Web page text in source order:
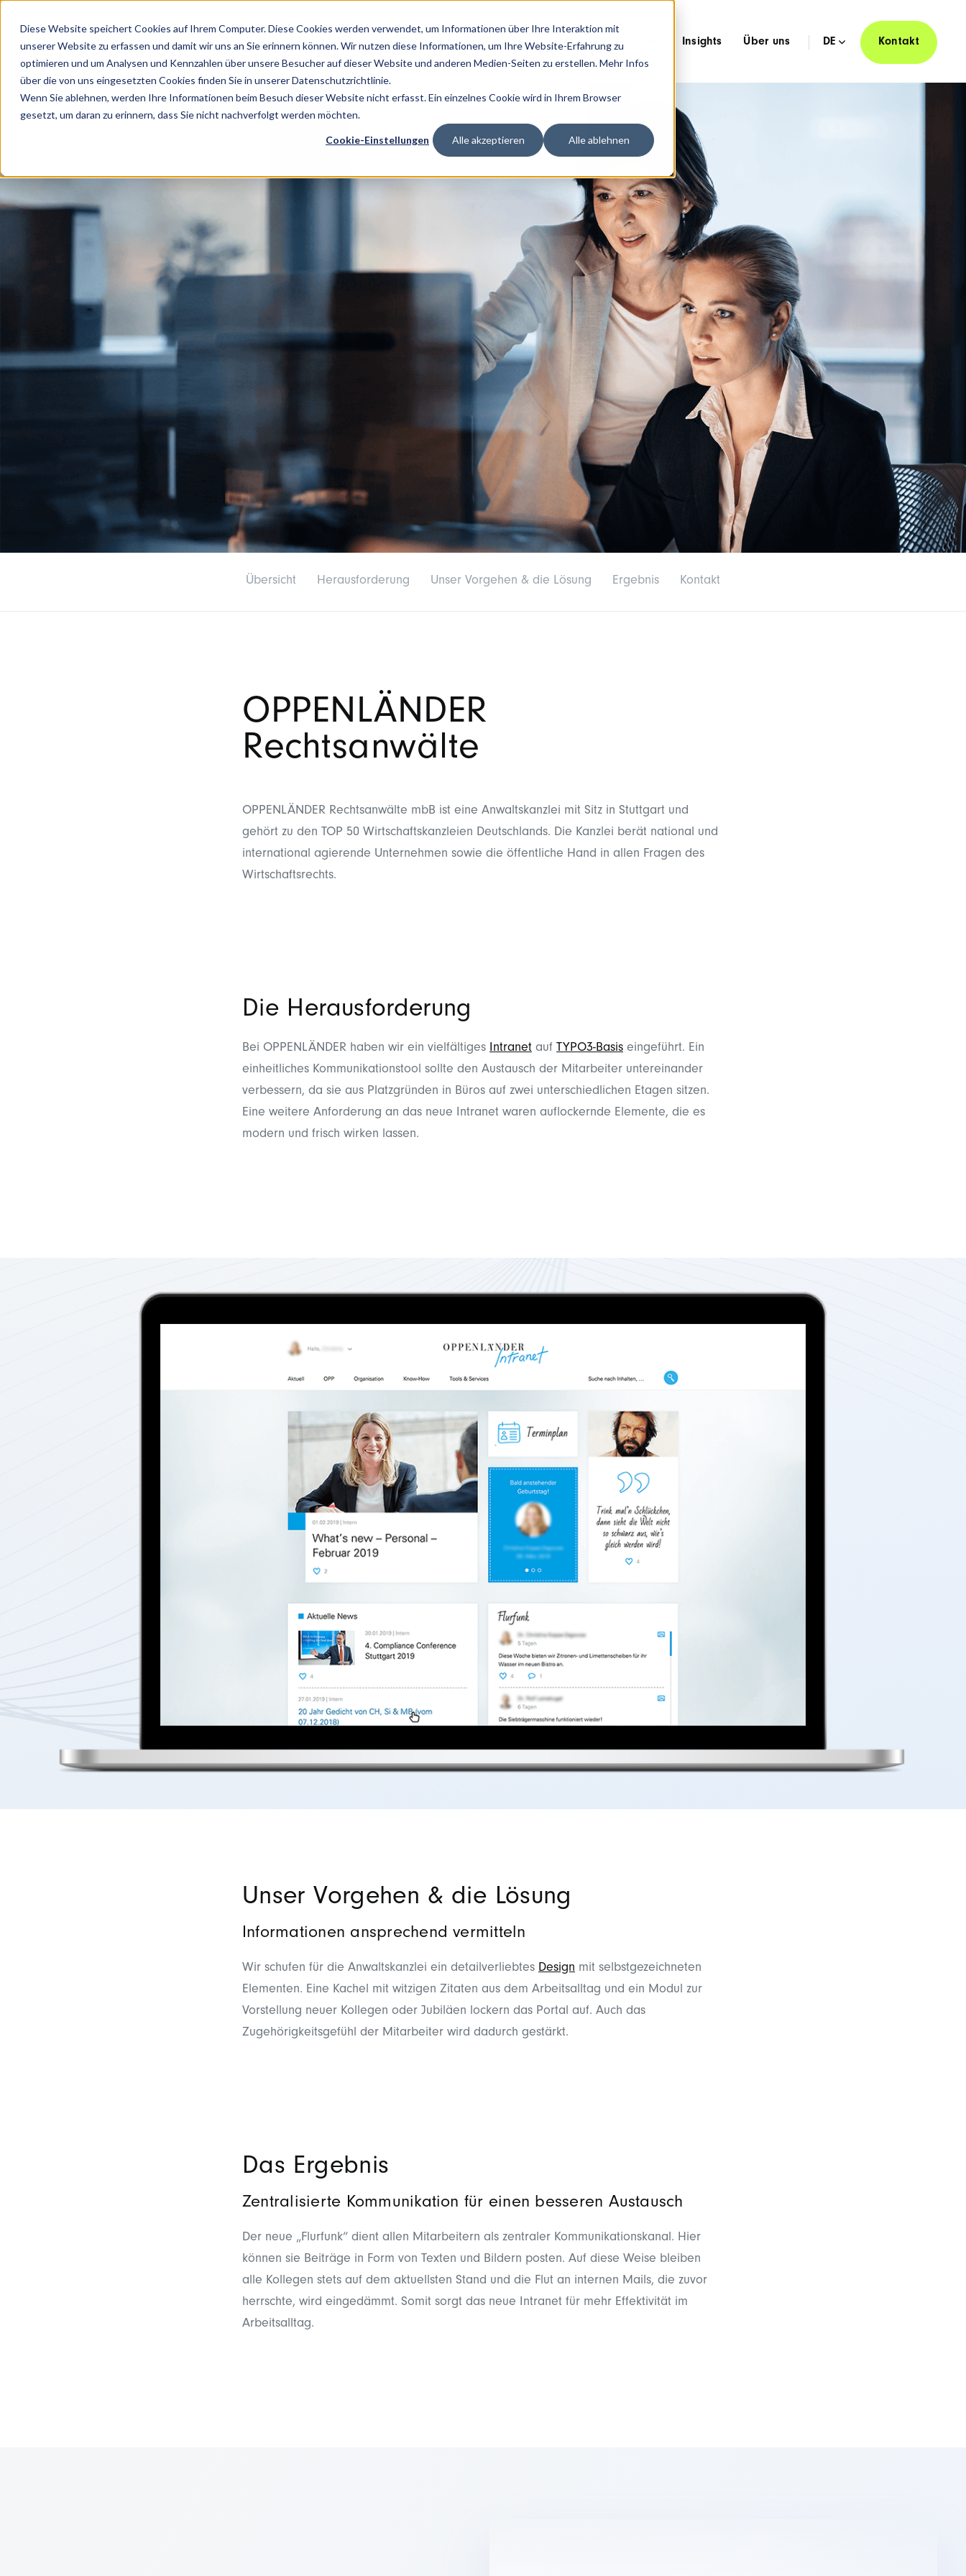
Diese Website speichert Cookies auf Ihrem Computer. Diese Cookies werden verwendet, um Informationen über Ihre Interaktion mit
unserer Website zu erfassen und damit wir uns an Sie erinnern können. Wir nutzen diese Informationen, um Ihre Website-Erfahrung zu
optimieren und um Analysen und Kennzahlen über unsere Besucher auf dieser Website und anderen Medien-Seiten zu erstellen. Mehr Infos
über die von uns eingesetzten Cookies finden Sie in unserer Datenschutzrichtlinie.
Wenn Sie ablehnen, werden Ihre Informationen beim Besuch dieser Website nicht erfasst. Ein einzelnes Cookie wird in Ihrem Browser
gesetzt, um daran zu erinnern, dass Sie nicht nachverfolgt werden möchten.
Cookie-Einstellungen Alle akzeptieren Alle ablehnen
Lösungen Services Technologien Kunden & Branchen Insights Über uns DE Kontakt
Übersicht Herausforderung Unser Vorgehen & die Lösung Ergebnis Kontakt
OPPENLÄNDER
Rechtsanwälte
OPPENLÄNDER Rechtsanwälte mbB ist eine Anwaltskanzlei mit Sitz in Stuttgart und
gehört zu den TOP 50 Wirtschaftskanzleien Deutschlands. Die Kanzlei berät national und
international agierende Unternehmen sowie die öffentliche Hand in allen Fragen des
Wirtschaftsrechts.
Die Herausforderung
Bei OPPENLÄNDER haben wir ein vielfältiges Intranet auf TYPO3-Basis eingeführt. Ein
einheitliches Kommunikationstool sollte den Austausch der Mitarbeiter untereinander
verbessern, da sie aus Platzgründen in Büros auf zwei unterschiedlichen Etagen sitzen.
Eine weitere Anforderung an das neue Intranet waren auflockernde Elemente, die es
modern und frisch wirken lassen.
Unser Vorgehen & die Lösung
Informationen ansprechend vermitteln
Wir schufen für die Anwaltskanzlei ein detailverliebtes Design mit selbstgezeichneten
Elementen. Eine Kachel mit witzigen Zitaten aus dem Arbeitsalltag und ein Modul zur
Vorstellung neuer Kollegen oder Jubiläen lockern das Portal auf. Auch das
Zugehörigkeitsgefühl der Mitarbeiter wird dadurch gestärkt.
Das Ergebnis
Zentralisierte Kommunikation für einen besseren Austausch
Der neue „Flurfunk“ dient allen Mitarbeitern als zentraler Kommunikationskanal. Hier
können sie Beiträge in Form von Texten und Bildern posten. Auf diese Weise bleiben
alle Kollegen stets auf dem aktuellsten Stand und die Flut an internen Mails, die zuvor
herrschte, wird eingedämmt. Somit sorgt das neue Intranet für mehr Effektivität im
Arbeitsalltag.